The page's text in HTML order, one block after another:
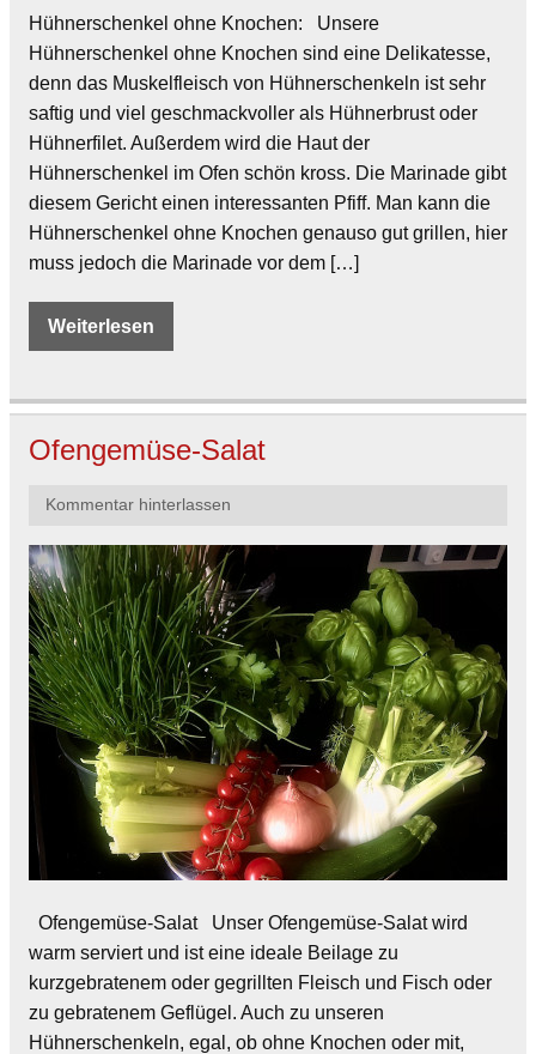
Hühnerschenkel ohne Knochen: Unsere
Hühnerschenkel ohne Knochen sind eine Delikatesse,
denn das Muskelfleisch von Hühnerschenkeln ist sehr
saftig und viel geschmackvoller als Hühnerbrust oder
Hühnerfilet. Außerdem wird die Haut der
Hühnerschenkel im Ofen schön kross. Die Marinade gibt
diesem Gericht einen interessanten Pfiff. Man kann die
Hühnerschenkel ohne Knochen genauso gut grillen, hier
muss jedoch die Marinade vor dem […]
Weiterlesen
Ofengemüse-Salat
Kommentar hinterlassen
Ofengemüse-Salat Unser Ofengemüse-Salat wird
warm serviert und ist eine ideale Beilage zu
kurzgebratenem oder gegrillten Fleisch und Fisch oder
zu gebratenem Geflügel. Auch zu unseren
Hühnerschenkeln, egal, ob ohne Knochen oder mit,